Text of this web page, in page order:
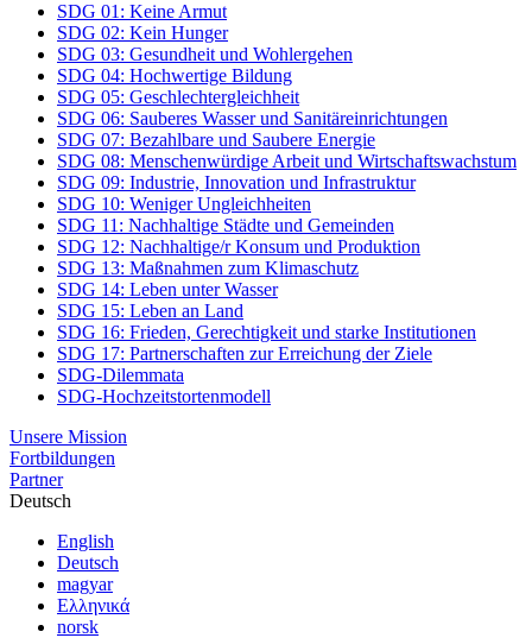
SDG 01: Keine Armut
SDG 02: Kein Hunger
SDG 03: Gesundheit und Wohlergehen
SDG 04: Hochwertige Bildung
SDG 05: Geschlechtergleichheit
SDG 06: Sauberes Wasser und Sanitäreinrichtungen
SDG 07: Bezahlbare und Saubere Energie
SDG 08: Menschenwürdige Arbeit und Wirtschaftswachstum
SDG 09: Industrie, Innovation und Infrastruktur
SDG 10: Weniger Ungleichheiten
SDG 11: Nachhaltige Städte und Gemeinden
SDG 12: Nachhaltige/r Konsum und Produktion
SDG 13: Maßnahmen zum Klimaschutz
SDG 14: Leben unter Wasser
SDG 15: Leben an Land
SDG 16: Frieden, Gerechtigkeit und starke Institutionen
SDG 17: Partnerschaften zur Erreichung der Ziele
SDG-Dilemmata
SDG-Hochzeitstortenmodell
Unsere Mission
Fortbildungen
Partner
Deutsch
English
Deutsch
magyar
Ελληνικά
norsk